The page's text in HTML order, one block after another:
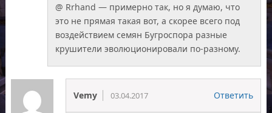
@ Rrhand — примерно так, но я думаю, что
это не прямая такая вот, а скорее всего под
воздействием семян Бугроспора разные
крушители эволюционировали по-разному.
Vemy 03.04.2017 Ответить